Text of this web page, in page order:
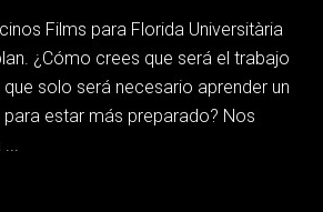
Films para Florida Universitària
¿Cómo crees que será el trabajo
que solo será necesario aprender un
estar más preparado? Nos